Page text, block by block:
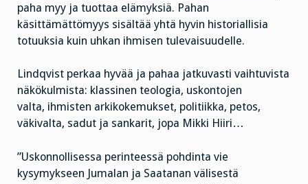
paha myy ja tuottaa elämyksiä. Pahan
käsittämättömyys sisältää yhtä hyvin historiallisia
totuuksia kuin uhkan ihmisen tulevaisuudelle.
Lindqvist perkaa hyvää ja pahaa jatkuvasti vaihtuvista
näkökulmista: klassinen teologia, uskontojen
valta, ihmisten arkikokemukset, politiikka, petos,
väkivalta, sadut ja sankarit, jopa Mikki Hiiri…
”Uskonnollisessa perinteessä pohdinta vie
kysymykseen Jumalan ja Saatanan välisestä